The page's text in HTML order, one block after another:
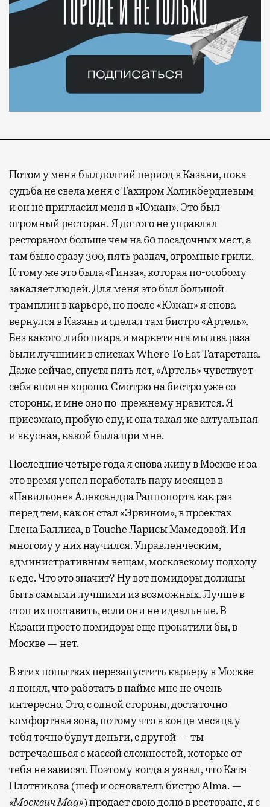
Потом у меня был долгий период в Казани, пока
судьба не свела меня с Тахиром Холикбердиевым
и он не пригласил меня в «Южан». Это был
огромный ресторан. Я до того не управлял
рестораном больше чем на 60 посадочных мест, а
там было сразу 300, пять раздач, огромные грили.
К тому же это была «Гинза», которая по-особому
закаляет людей. Для меня это был большой
трамплин в карьере, но после «Южан» я снова
вернулся в Казань и сделал там бистро «Артель».
Без какого-либо пиара и маркетинга мы два раза
были лучшими в списках Where To Eat Татарстана.
Даже сейчас, спустя пять лет, «Артель» чувствует
себя вполне хорошо. Смотрю на бистро уже со
стороны, и мне оно по-прежнему нравится. Я
приезжаю, пробую еду, и она такая же актуальная
и вкусная, какой была при мне.
Последние четыре года я снова живу в Москве и за
это время успел поработать пару месяцев в
«Павильоне» Александра Раппопорта как раз
перед тем, как он стал «Эрвином», в проектах
Глена Баллиса, в Touche Ларисы Мамедовой. И я
многому у них научился. Управленческим,
административным вещам, московскому подходу
к еде. Что это значит? Ну вот помидоры должны
быть самыми лучшими из возможных. Лучше в
стоп их поставить, если они не идеальные. В
Казани просто помидоры еще прокатили бы, в
Москве — нет.
В этих попытках перезапустить карьеру в Москве
я понял, что работать в найме мне не очень
интересно. Это, с одной стороны, достаточно
комфортная зона, потому что в конце месяца у
тебя точно будут деньги, с другой — ты
встречаешься с массой сложностей, которые от
тебя не зависят. Поэтому когда я узнал, что Катя
Плотникова (шеф и основатель бистро Alma. —
«Москвич Mag») продает свою долю в ресторане, я с